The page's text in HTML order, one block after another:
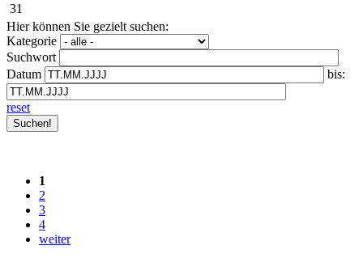
31
Hier können Sie gezielt suchen:
Kategorie
Suchwort
Datum
bis:
reset
1
2
3
4
weiter